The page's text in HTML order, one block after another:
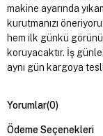
makine ayarında
kurutmanızı
hem ilk günkü
koruyacaktır. İş
aynı gün kargoya
Yorumlar(0)
Ödeme Seçenekleri